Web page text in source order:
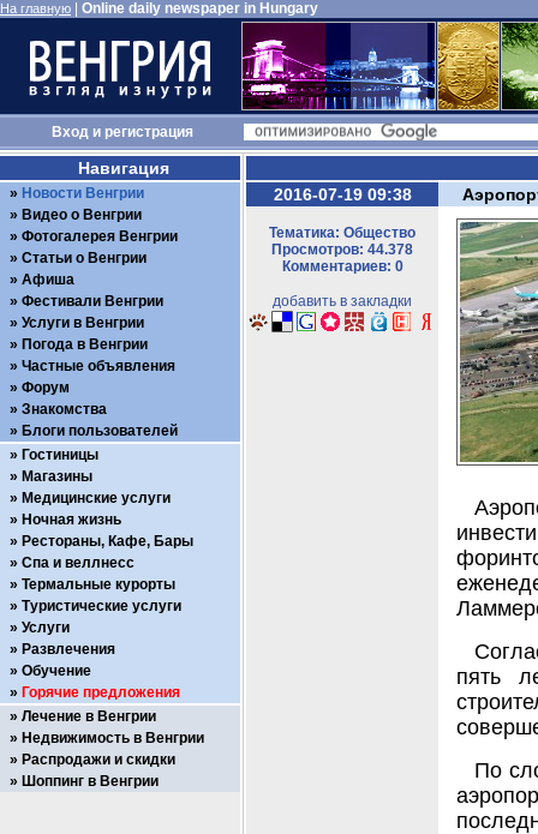
На главную Online daily newspaper in Hungary
Входи регистрация
2016-07-19 09:38
Тематика: Общество
Просмотров: 44.378
Комментариев: 0
добавить в закладки
пять
По
Навигация
Новости Венгрии
Видео о Венгрии
Фотогалерея Венгрии
Статьи о Венгрии
Афиша
Фестивали Венгрии
Услуги в Венгрии
Погода в Венгрии
Частные объявления
Форум
Знакомства
Блоги пользователей
Гостиницы
Магазины
Медицинские услуги
Ночная жизнь
Рестораны, Кафе, Бары
Спа и веллнесс
Термальные курорты
Туристические услуги
Услуги
Развлечения
Обучение
Горячие предложения
Лечение в Венгрии
Недвижимость в Венгрии
Распродажи и скидки
Шоппинг в Венгрии